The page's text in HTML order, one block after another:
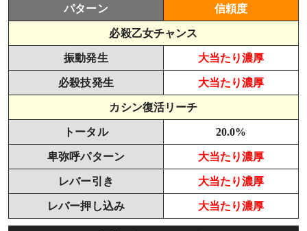
パターン 信頼度
必殺乙女チャンス
振動発生 大当たり濃厚
必殺技発生 大当たり濃厚
カシン復活リーチ
トータル 20.0%
卑弥呼パターン 大当たり濃厚
レバー引き 大当たり濃厚
レバー押し込み 大当たり濃厚